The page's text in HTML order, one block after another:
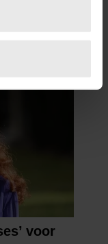
(fingerprinting)
te
media te bieden
Ook delen we
met onze
analyse. Deze
met andere
die ze hebben
hun services. U